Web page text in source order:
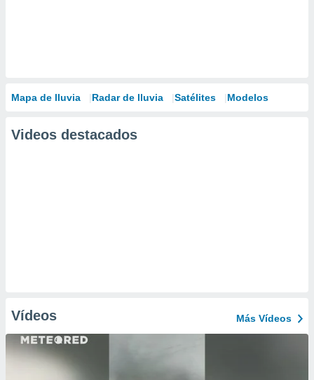
Mapa de lluvia Radar de lluvia Satélites Modelos
Videos destacados
Vídeos Más Vídeos